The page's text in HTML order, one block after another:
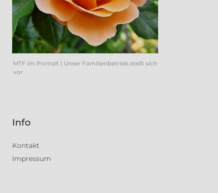
MTF im Portrait | Unser Familienbetrieb stellt sich
vor
Info
Kontakt
Impressum